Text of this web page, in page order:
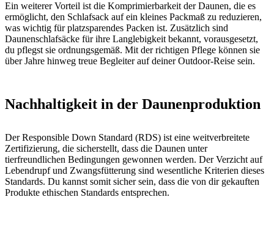
Ein weiterer Vorteil ist die Komprimierbarkeit der Daunen, die es
ermöglicht, den Schlafsack auf ein kleines Packmaß zu reduzieren,
was wichtig für platzsparendes Packen ist. Zusätzlich sind
Daunenschlafsäcke für ihre Langlebigkeit bekannt, vorausgesetzt,
du pflegst sie ordnungsgemäß. Mit der richtigen Pflege können sie
über Jahre hinweg treue Begleiter auf deiner Outdoor-Reise sein.
Nachhaltigkeit in der Daunenproduktion
Der Responsible Down Standard (RDS) ist eine weitverbreitete
Zertifizierung, die sicherstellt, dass die Daunen unter
tierfreundlichen Bedingungen gewonnen werden. Der Verzicht auf
Lebendrupf und Zwangsfütterung sind wesentliche Kriterien dieses
Standards. Du kannst somit sicher sein, dass die von dir gekauften
Produkte ethischen Standards entsprechen.